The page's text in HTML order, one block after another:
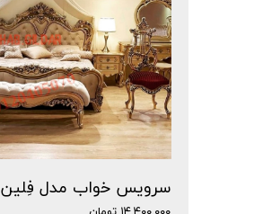
سرویس خواب مدل فِلین